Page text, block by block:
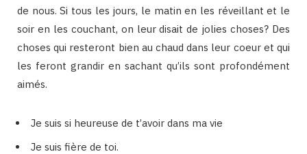
de nous. Si tous les jours, le matin en les réveillant et le
soir en les couchant, on leur disait de jolies choses? Des
choses qui resteront bien au chaud dans leur coeur et qui
les feront grandir en sachant qu’ils sont profondément
aimés.
Je suis si heureuse de t’avoir dans ma vie
Je suis fière de toi.